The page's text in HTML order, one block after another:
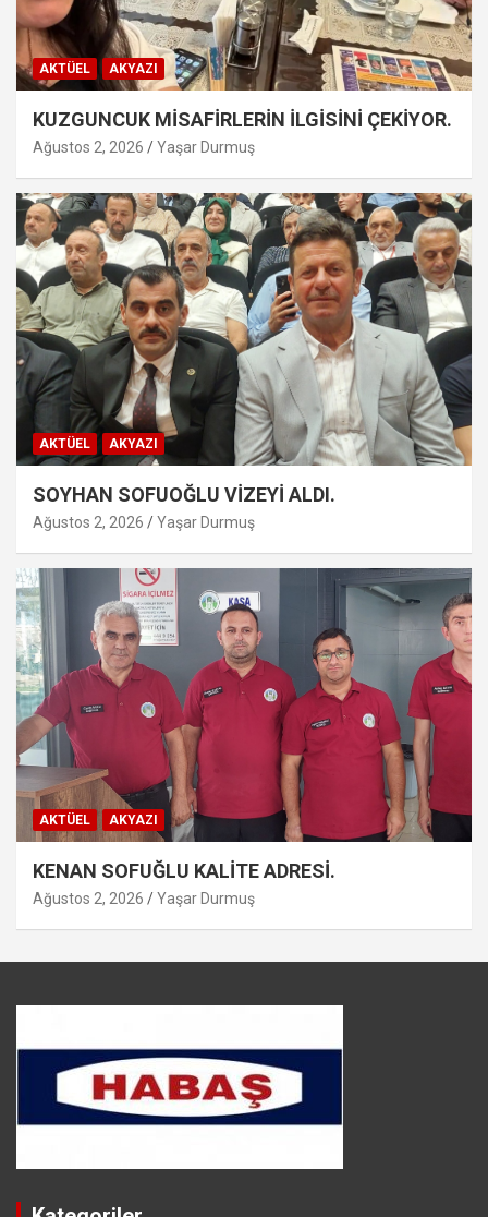
AKTÜEL AKYAZI
KUZGUNCUK MİSAFİRLERİN İLGİSİNİ ÇEKİYOR.
Ağustos 2, 2026 Yaşar Durmuş
AKTÜEL AKYAZI
SOYHAN SOFUOĞLU VİZEYİ ALDI.
Ağustos 2, 2026 Yaşar Durmuş
AKTÜEL AKYAZI
KENAN SOFUĞLU KALİTE ADRESİ.
Ağustos 2, 2026 Yaşar Durmuş